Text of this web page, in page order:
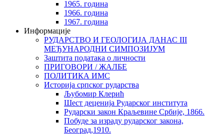
1965. година
1966. година
1967. година
Информације
РУДАРСТВО И ГЕОЛОГИЈА ДАНАС III
МЕЂУНАРОДНИ СИМПОЗИЈУМ
Заштита података о личности
ПРИГОВОРИ / ЖАЛБЕ
ПОЛИТИКА ИМС
Историја српског рударства
Љубомир Клерић
Шест деценија Рударског института
Рударски закон Краљевине Србије, 1866.
Побуде за израду рударског закона,
Београд,1910.